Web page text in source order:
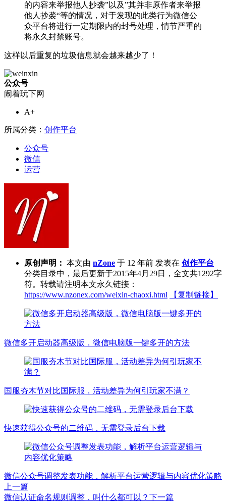
的内容来举报他人抄袭”以及”其并非原作者来举报
他人抄袭“等的情况，对于发现的此类行为微信公
众平台将进行一定期限内的封号处理，情节严重的
将永久封禁账号。
这样以后重复的垃圾信息就会越来越少了！
公众号
闹着玩下网
A+
所属分类： 创作平台
公众号
微信
运营
原创声明： 本文由 nZone 于 12 年前 发表在 创作平台
分类目录中，最后更新于2015年4月29日，全文共1292字
符。转载请注明本文永久链接：
https://www.nzonex.com/weixin-chaoxi.html
【复制链接】
微信多开启动器高级版，微信电脑版一键多开的方法
国服夯木节对比国际服，活动差异为何引玩家不满？
快速获得公众号的二维码，无需登录后台下载
微信公众号调整发表功能，解析平台运营逻辑与内容优化策略
上一篇
微信认证命名规则调整，叫什么都可以？
下一篇